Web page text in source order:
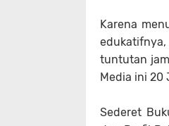
Karena
tuntutan
Media ini 20
Sederet